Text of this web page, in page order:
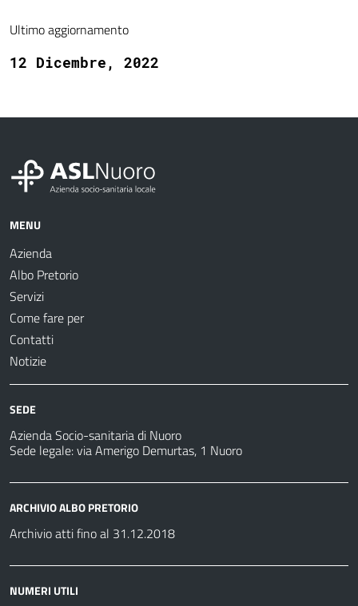
Ultimo aggiornamento
12 Dicembre, 2022
MENU
Azienda
Albo Pretorio
Servizi
Come fare per
Contatti
Notizie
SEDE
Azienda Socio-sanitaria di Nuoro
Sede legale: via Amerigo Demurtas, 1 Nuoro
ARCHIVIO ALBO PRETORIO
Archivio atti fino al 31.12.2018
NUMERI UTILI